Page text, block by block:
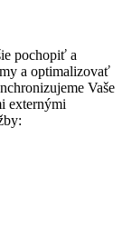
pochopiť a
a optimalizovať
Vaše
externými